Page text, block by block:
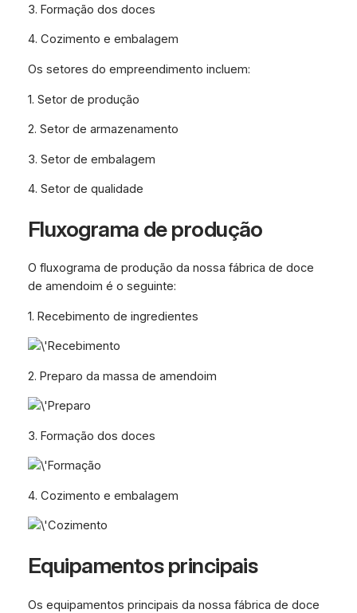
3. Formação dos doces
4. Cozimento e embalagem
Os setores do empreendimento incluem:
1. Setor de produção
2. Setor de armazenamento
3. Setor de embalagem
4. Setor de qualidade
Fluxograma de produção
O fluxograma de produção da nossa fábrica de doce
de amendoim é o seguinte:
1. Recebimento de ingredientes
2. Preparo da massa de amendoim
3. Formação dos doces
4. Cozimento e embalagem
Equipamentos principais
Os equipamentos principais da nossa fábrica de doce